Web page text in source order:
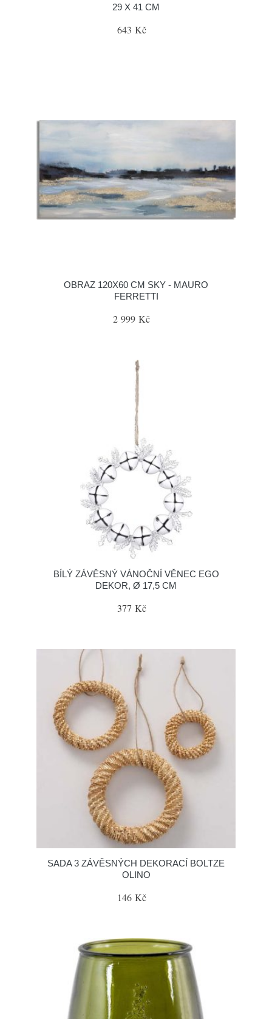
29 X 41 CM
643 Kč
OBRAZ 120X60 CM SKY - MAURO
FERRETTI
2 999 Kč
BÍLÝ ZÁVĚSNÝ VÁNOČNÍ VĚNEC EGO
DEKOR, Ø 17,5 CM
377 Kč
SADA 3 ZÁVĚSNÝCH DEKORACÍ BOLTZE
OLINO
146 Kč